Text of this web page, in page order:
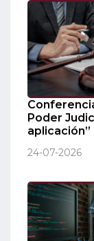
Poder
aplicación”
24-07-2026